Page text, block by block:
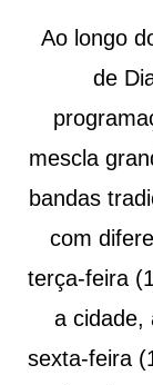
Ao longo
de
mescla
bandas
com
terça-feira
a cidade,
sexta-feira